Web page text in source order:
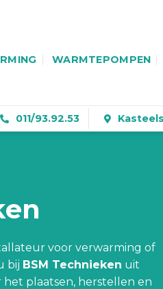
WARMTEPOMPEN
011/93.92.53
voor verwarming of
bij BSM Technieken uit
het plaatsen, herstellen en